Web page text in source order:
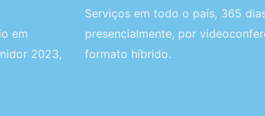
em
2023,
Serviços em todo o país, 365
presencialmente, por
formato híbrido.